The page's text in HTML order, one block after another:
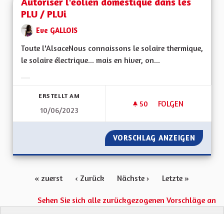
PLU / PLUi
Eve GALLOIS
Toute l'AlsaceNous connaissons le solaire thermique,
le solaire électrique... mais en hiver, on...
ERSTELLT AM
10/06/2023
50 50 FOLLOWER
FOLGEN
AUTORISER
VORSCHLAG ANZEIGEN
« zuerst ‹ Zurück Nächste › Letzte »
Sehen Sie sich alle zurückgezogenen Vorschläge an